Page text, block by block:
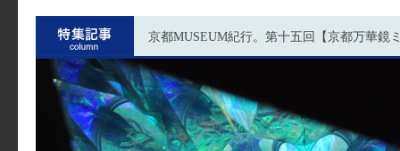
京都MUSEUM紀行。第十五回【京都万華鏡